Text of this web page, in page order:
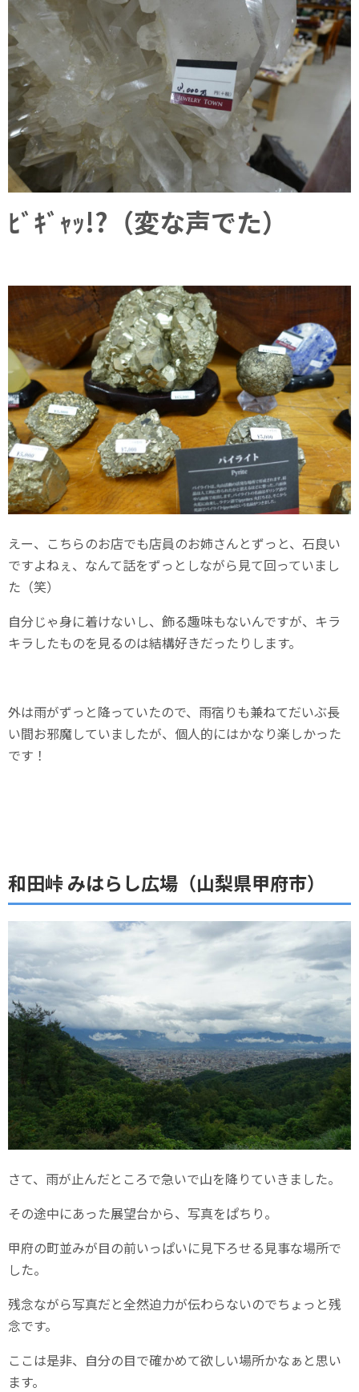
ﾋﾞｷﾞｬｯ!?（変な声でた）
えー、こちらのお店でも店員のお姉さんとずっと、石良い
ですよねぇ、なんて話をずっとしながら見て回っていまし
た（笑）
自分じゃ身に着けないし、飾る趣味もないんですが、キラ
キラしたものを見るのは結構好きだったりします。
外は雨がずっと降っていたので、雨宿りも兼ねてだいぶ長
い間お邪魔していましたが、個人的にはかなり楽しかった
です！
和田峠 みはらし広場（山梨県甲府市）
さて、雨が止んだところで急いで山を降りていきました。
その途中にあった展望台から、写真をぱちり。
甲府の町並みが目の前いっぱいに見下ろせる見事な場所で
した。
残念ながら写真だと全然迫力が伝わらないのでちょっと残
念です。
ここは是非、自分の目で確かめて欲しい場所かなぁと思い
ます。